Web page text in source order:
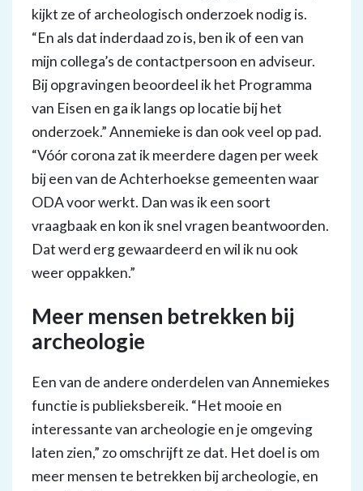
kijkt ze of archeologisch onderzoek nodig is.
“En als dat inderdaad zo is, ben ik of een van
mijn collega’s de contactpersoon en adviseur.
Bij opgravingen beoordeel ik het Programma
van Eisen en ga ik langs op locatie bij het
onderzoek.” Annemieke is dan ook veel op pad.
“Vóór corona zat ik meerdere dagen per week
bij een van de Achterhoekse gemeenten waar
ODA voor werkt. Dan was ik een soort
vraagbaak en kon ik snel vragen beantwoorden.
Dat werd erg gewaardeerd en wil ik nu ook
weer oppakken.”
Meer mensen betrekken bij
archeologie
Een van de andere onderdelen van Annemiekes
functie is publieksbereik. “Het mooie en
interessante van archeologie en je omgeving
laten zien,” zo omschrijft ze dat. Het doel is om
meer mensen te betrekken bij archeologie, en